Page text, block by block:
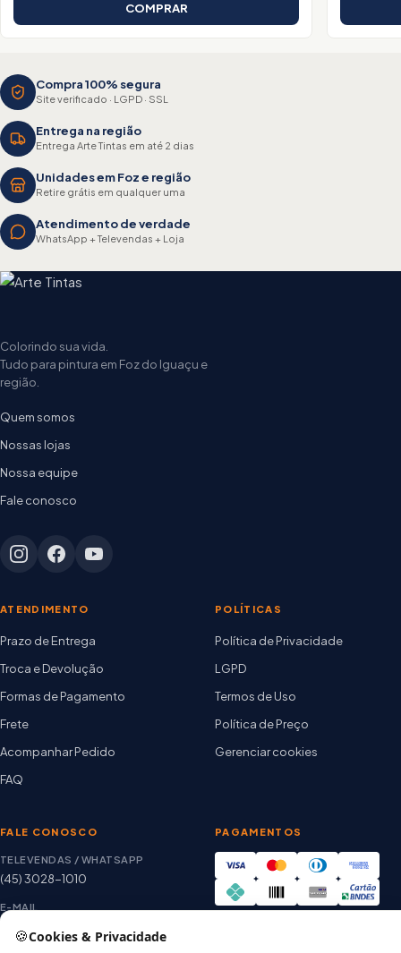
COMPRAR
Compra 100% segura
Site verificado · LGPD · SSL
Entrega na região
Entrega Arte Tintas em até 2 dias
Unidades em Foz e região
Retire grátis em qualquer uma
Atendimento de verdade
WhatsApp + Televendas + Loja
Colorindo sua vida.
Tudo para pintura em Foz do Iguaçu e
região.
Quem somos
Nossas lojas
Nossa equipe
Fale conosco
ATENDIMENTO
Prazo de Entrega
Troca e Devolução
Formas de Pagamento
Frete
Acompanhar Pedido
FAQ
POLÍTICAS
Política de Privacidade
LGPD
Termos de Uso
Política de Preço
Gerenciar cookies
FALE CONOSCO
TELEVENDAS / WHATSAPP
(45) 3028-1010
E-MAIL
PAGAMENTOS
🍪Cookies & Privacidade